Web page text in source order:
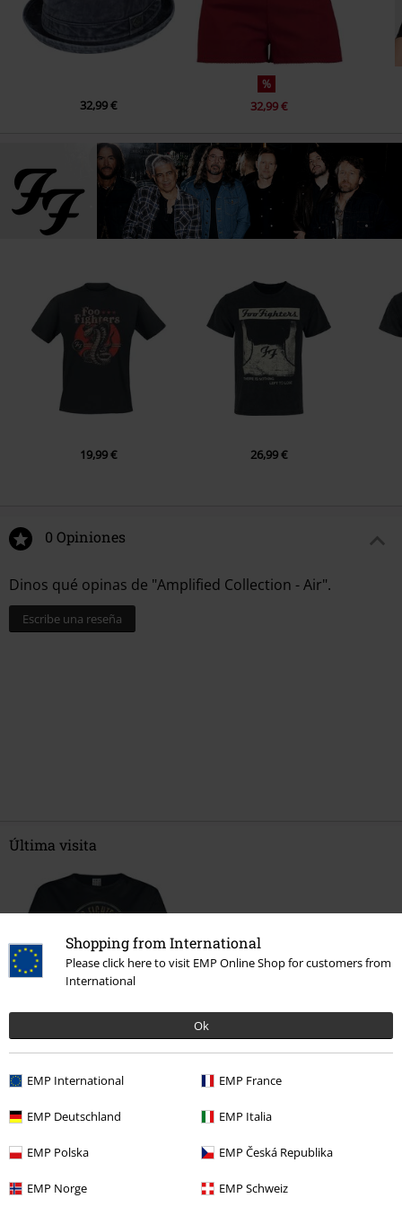
Shopping from International
Please click here to visit EMP Online Shop for customers from
International
Ok
EMP International EMP France
EMP Deutschland EMP Italia
EMP Polska EMP Česká Republika
EMP Norge EMP Schweiz
32,99 €
%
32,99 €
19,99 € 26,99 €
0 Opiniones
Dinos qué opinas de "Amplified Collection - Air".
Escribe una reseña
Última visita
Más categorías. Más opciones
Ropa & accesorios Camisetas
Mujer Ropa Camisetas